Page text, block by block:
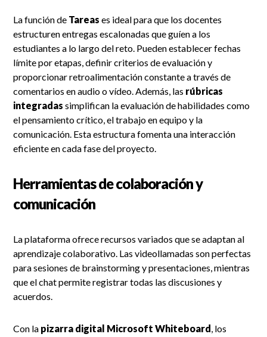
La función de Tareas es ideal para que los docentes
estructuren entregas escalonadas que guíen a los
estudiantes a lo largo del reto. Pueden establecer fechas
límite por etapas, definir criterios de evaluación y
proporcionar retroalimentación constante a través de
comentarios en audio o vídeo. Además, las rúbricas
integradas simplifican la evaluación de habilidades como
el pensamiento crítico, el trabajo en equipo y la
comunicación. Esta estructura fomenta una interacción
eficiente en cada fase del proyecto.
Herramientas de colaboración y
comunicación
La plataforma ofrece recursos variados que se adaptan al
aprendizaje colaborativo. Las videollamadas son perfectas
para sesiones de brainstorming y presentaciones, mientras
que el chat permite registrar todas las discusiones y
acuerdos.
Con la pizarra digital Microsoft Whiteboard, los